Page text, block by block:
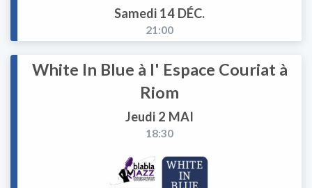
Samedi 14 DÉC.
21:00
White In Blue à l' Espace Couriat à
Riom
Jeudi 2 MAI
18:30